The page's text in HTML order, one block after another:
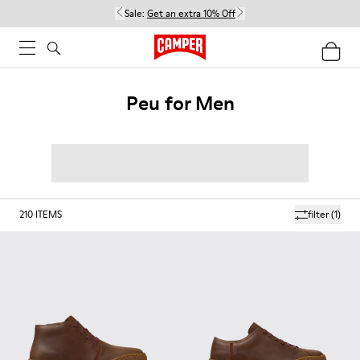
Sale: Get an extra 10% Off
Peu for Men
filter(1)
210 ITEMS